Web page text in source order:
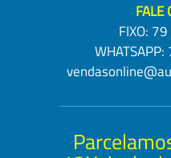
FALE
FIXO:
WHATSAPP: